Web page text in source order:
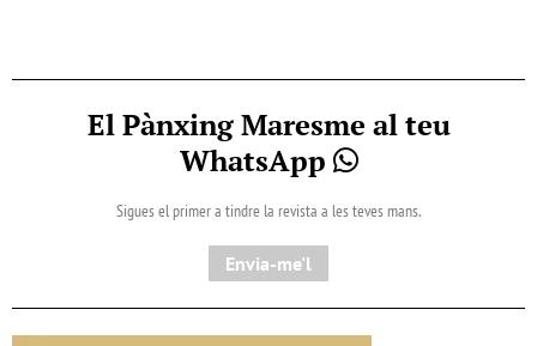
El Pànxing Maresme al teu
WhatsApp
Sigues el primer a tindre la revista a les teves mans.
Envia-me'l